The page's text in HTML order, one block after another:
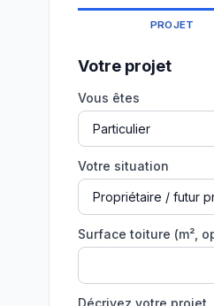
PROJET
Votre projet
Vous êtes
Votre situation
Surface toiture (m²,
Décrivez votre projet